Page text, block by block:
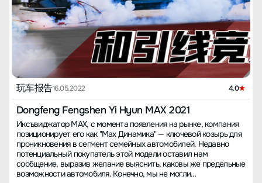
это по показаниям на панели). Поразительно хороший
результат. 【Впечатления от вождения】 Что касается плюсов
и минусов автомобиля, я согласен с мнением о жесткой
подвеске, а также о шуме от шин. Однако, после старой Kia
Cerato, это не показалось мне критичным. При закрытых окнах
шум до 120 км/ч был довольно умеренным. Какие-то проблемы
с мультимедийной системой я не ощутил, возможно потому что
не часто ею пользовался, а также потому что в версии X-Father
не так много функций, и она в результате меньше подвисает.
На этой модификации всего четыре динамика, но звучание
вполне удовлетворительное. Однако каково пассажирам на
задних сидениях, не знаю, ведь все динамики находятся
спереди. Из плюсов хочу отметить просторный салон и
современный, стильный интерьер. Внешний вид мне тоже в
целом нравится, если не считать завышенной линии профиля,
создающей не самый эффектный вид сбоку для такой длинной
машины (4,8 метра). Если брать за образец другие модели,
такие как 34C или Leopard и Oily V, более плоская линия
городе составляет обычно 7.8-8.5, зависит от дорожных
условий. Если больше широких дорог, то он, естественно,
снижается. На трассе расход обычно составляет 6.3-6.5,
некоторые умельцы, как я видел, добиваются 5.6-5.9. У меня
бензиновая версия, если бы гибрид, думаю, было бы лучше, но
мне не очень нравился стиль первых гибридных версий. И
теперь, когда цены на бензин резко выросли, все-таки стоит
рассмотреть вариант гибрида! 【Вместительность】
Просторный и комфортный салон, в основном это касается
задних сидений. Дизайн бардачка на переднем пассажирском
сидении несколько выпирающий, занимает пространство.
Совет производителям – улучшить этот элемент дизайна.
【Наиболее недовольный аспект】 Наибольшее недовольство
вызывает отношение и методы работы персонала автосалона.
При покупке машины обещали золотые горы, как, например,
пожизненное обслуживание и проблему с отсутствием чипов
или товара. Поскольку порекомендовал друг, решил
довериться их словам. Мойн наивность только навредила мне.
玩车报告16.05.2022 4.0
Dongfeng Fengshen Yi Hyun MAX 2021
Иксъвиджатор MAX, с момента появления на рынке, компания
позиционирует его как "Мах Динамика" — ключевой козырь для
проникновения в сегмент семейных автомобилей. Недавно
потенциальный покупатель этой модели оставил нам
сообщение, выразив желание выяснить, каковы же предельные
возможности автомобиля. Конечно, мы не могли